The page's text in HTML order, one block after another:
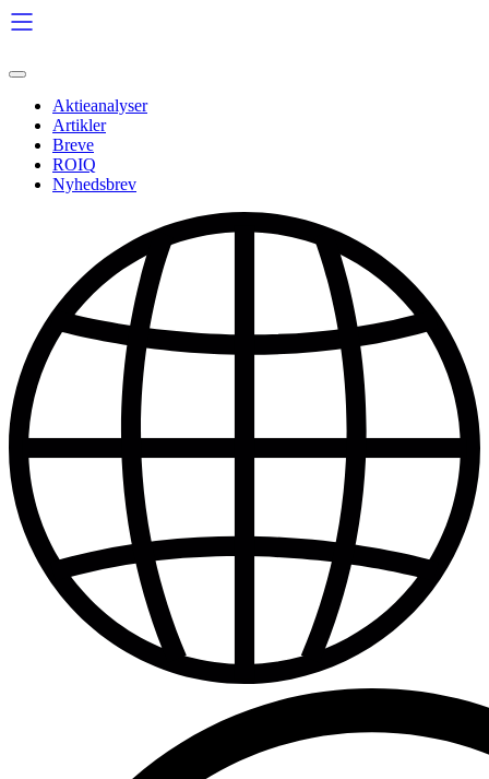
Videre
til
Aktieanalyser
Artikler
Breve
ROIQ
Nyhedsbrev